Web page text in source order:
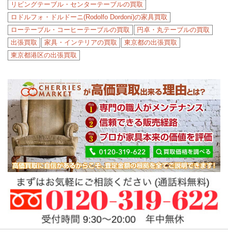
リビングテーブル・センターテーブルの買取
ロドルフォ・ドルドーニ(Rodolfo Dordoni)の家具買取
ローテーブル・コーヒーテーブルの買取
円卓・丸テーブルの買取
出張買取
家具・インテリアの買取
東京都の出張買取
東京都港区の出張買取